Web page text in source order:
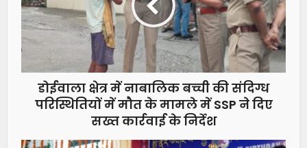
डोईवाला क्षेत्र में नाबालिक बच्ची की संदिग्ध
परिस्थितियों में मौत के मामले में SSP ने दिए
सख्त कार्रवाई के निर्देश